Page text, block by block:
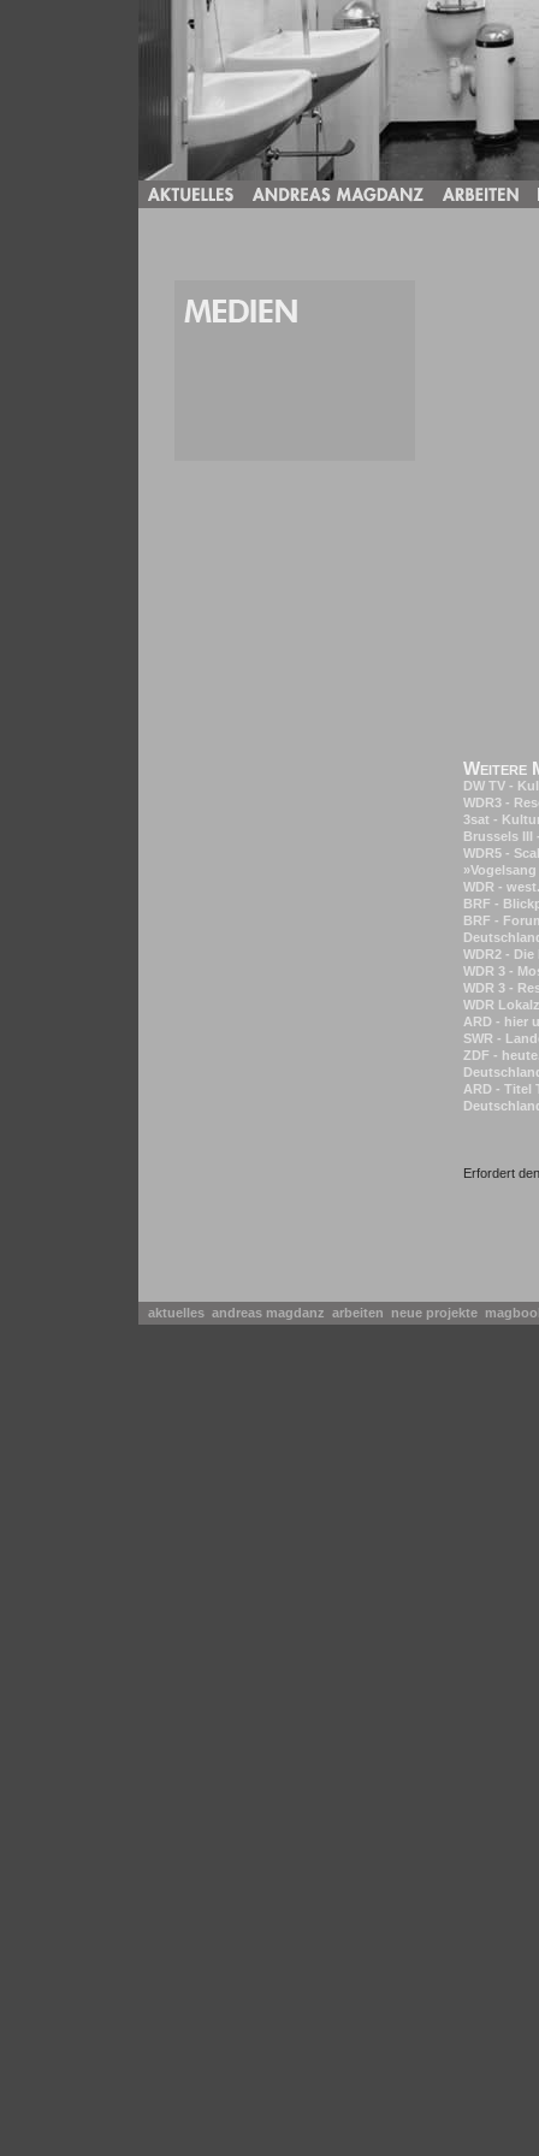
Weitere
DW TV -
WDR3 -
3sat -
Brussels III
WDR5 -
WDR -
BRF -
BRF -
WDR2 -
WDR 3 -
WDR 3 -
WDR
ARD - hier
SWR -
ZDF -
ARD - Titel
Erfordert
aktuelles andreas magdanz arbeiten neue projekte